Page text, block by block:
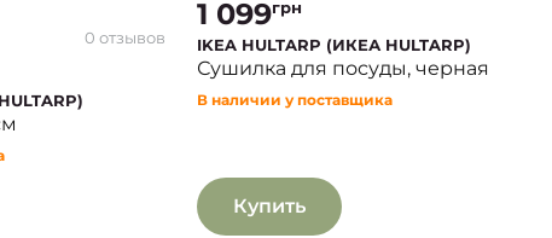
0 отзывов
1 099грн
IKEA HULTARP (ИКЕА HULTARP)
Сушилка для посуды, черная
В наличии у поставщика
Купить